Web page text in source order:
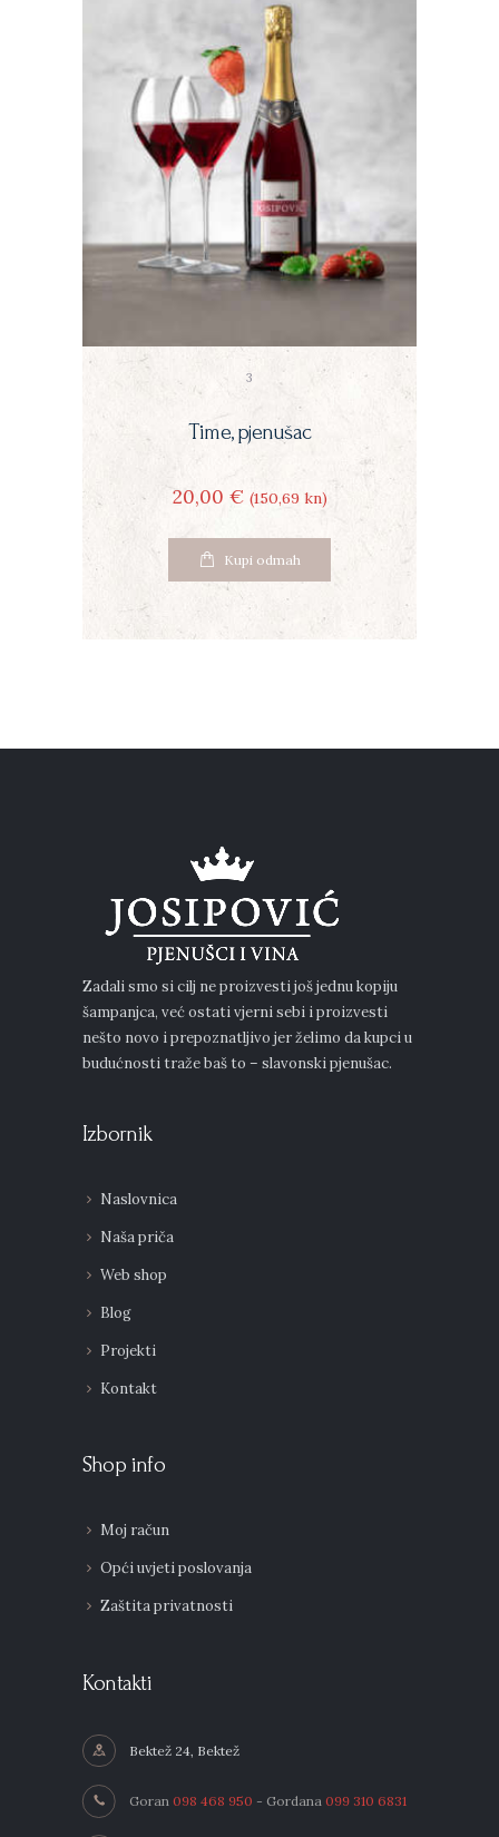
3
Time, pjenušac
20 00 € (150 69kn)
Kupi odmah
Zadali smo si cilj ne proizvesti još jednu kopiju
šampanjca, već ostati vjerni sebi i proizvesti
nešto novo i prepoznatljivo jer želimo da kupci u
budućnosti traže baš to – slavonski pjenušac.
Izbornik
Naslovnica
Naša priča
Web shop
Blog
Projekti
Kontakt
Shop info
Moj račun
Opći uvjeti poslovanja
Zaštita privatnosti
Kontakti
Bektež 24, Bektež
Goran098 468 950 - Gordana099 310 6831